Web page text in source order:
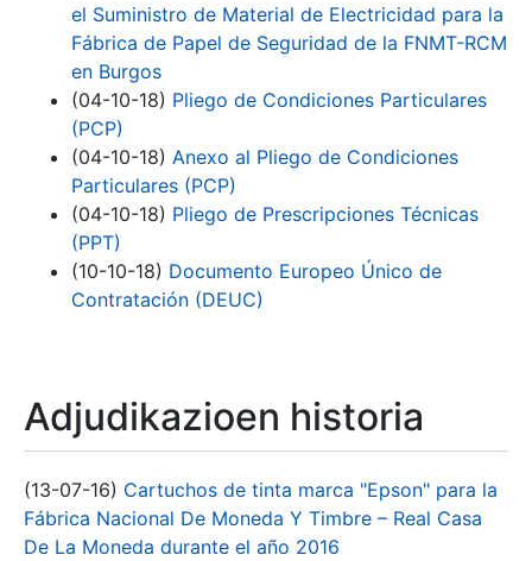
el Suministro de Material de Electricidad para la
Fábrica de Papel de Seguridad de la FNMT-RCM
en Burgos
(04-10-18) Pliego de Condiciones Particulares
(PCP)
(04-10-18) Anexo al Pliego de Condiciones
Particulares (PCP)
(04-10-18) Pliego de Prescripciones Técnicas
(PPT)
(10-10-18) Documento Europeo Único de
Contratación (DEUC)
Adjudikazioen historia
(13-07-16) Cartuchos de tinta marca "Epson" para la
Fábrica Nacional De Moneda Y Timbre – Real Casa
De La Moneda durante el año 2016